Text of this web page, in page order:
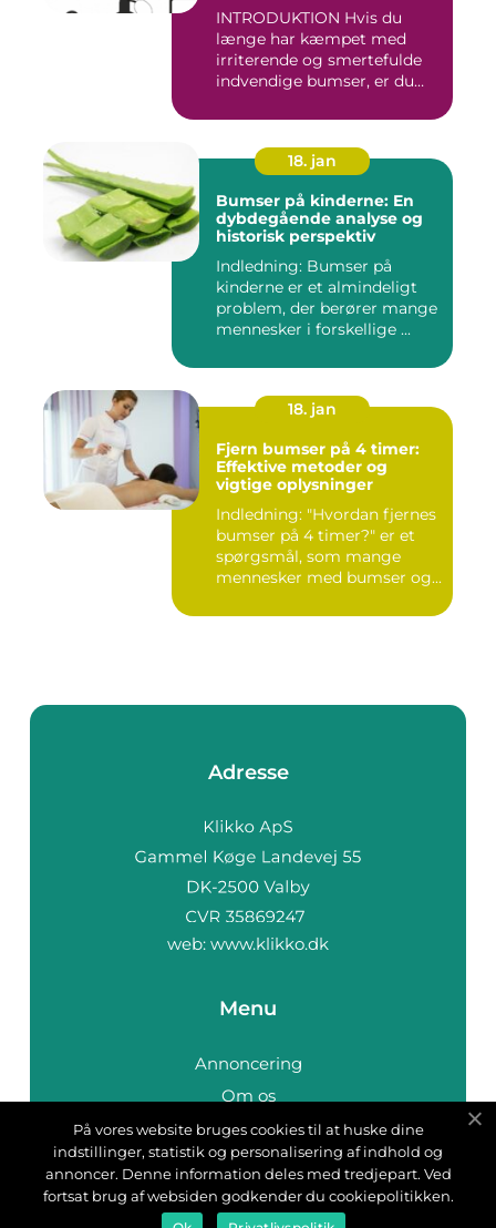
INTRODUKTION Hvis du
længe har kæmpet med
irriterende og smertefulde
indvendige bumser, er du
18. jan
Bumser på kinderne: En
dybdegående analyse og
historisk perspektiv
Indledning: Bumser på
kinderne er et almindeligt
problem, der berører mange
mennesker i forskellige ...
18. jan
Fjern bumser på 4 timer:
Effektive metoder og
vigtige oplysninger
Indledning: "Hvordan fjernes
bumser på 4 timer?" er et
spørgsmål, som mange
mennesker med bumser og...
Adresse
web: www.klikko.dk
Menu
Annoncering
Om os
Cookies
Kontakt os
Sitemap
På vores website bruges cookies til at huske dine
indstillinger, statistik og personalisering af indhold og
annoncer. Denne information deles med tredjepart. Ved
fortsat brug af websiden godkender du cookiepolitikken.